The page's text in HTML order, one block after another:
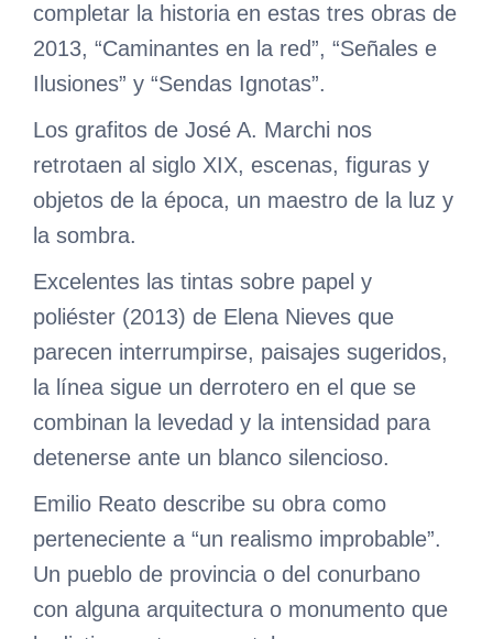
completar la historia en estas tres obras de
2013, “Caminantes en la red”, “Señales e
Ilusiones” y “Sendas Ignotas”.
Los grafitos de José A. Marchi nos
retrotaen al siglo XIX, escenas, figuras y
objetos de la época, un maestro de la luz y
la sombra.
Excelentes las tintas sobre papel y
poliéster (2013) de Elena Nieves que
parecen interrumpirse, paisajes sugeridos,
la línea sigue un derrotero en el que se
combinan la levedad y la intensidad para
detenerse ante un blanco silencioso.
Emilio Reato describe su obra como
perteneciente a “un realismo improbable”.
Un pueblo de provincia o del conurbano
con alguna arquitectura o monumento que